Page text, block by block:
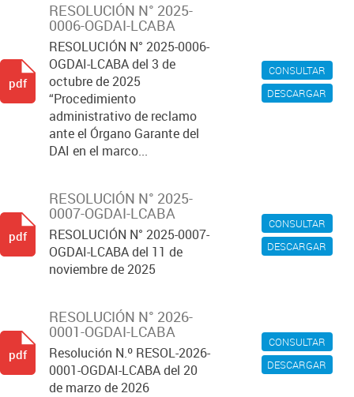
CONSULTAR
DESCARGAR
RESOLUCIÓN N° 2025-
0006-OGDAI-LCABA
RESOLUCIÓN N° 2025-0006-
OGDAI-LCABA del 3 de
octubre de 2025
“Procedimiento
administrativo de reclamo
ante el Órgano Garante del
DAI en el marco...
pdf
CONSULTAR
DESCARGAR
RESOLUCIÓN N° 2025-
0007-OGDAI-LCABA
RESOLUCIÓN N° 2025-0007-
OGDAI-LCABA del 11 de
noviembre de 2025
pdf
CONSULTAR
DESCARGAR
RESOLUCIÓN N° 2026-
0001-OGDAI-LCABA
Resolución N.º RESOL-2026-
0001-OGDAI-LCABA del 20
de marzo de 2026
pdf